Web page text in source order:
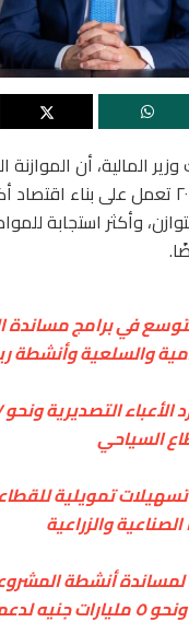
المالية، أن الموازنة
المالى ٢٠٢٦/ ٢٠٢٧ تعمل على بناء
وأكثر استجابة
للتوسع في برامج مساندة
والسلعية وأنشطة
السياحي
تسهيلات تمويلية
والزراعية
لمساندة أنشطة
وريادة الأعمال ونحو ٥ مليارات